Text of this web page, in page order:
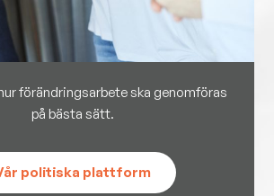
förändringsarbete ska genomföras
på bästa sätt.
politiska plattform